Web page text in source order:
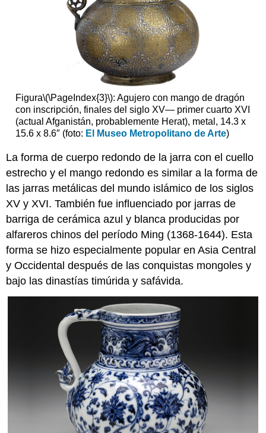
Figura\(\PageIndex{3}\): Agujero con mango de dragón
con inscripción, finales del siglo XV— primer cuarto XVI
(actual Afganistán, probablemente Herat), metal, 14.3 x
15.6 x 8.6″ (foto: El Museo Metropolitano de Arte)
La forma de cuerpo redondo de la jarra con el cuello
estrecho y el mango redondo es similar a la forma de
las jarras metálicas del mundo islámico de los siglos
XV y XVI. También fue influenciado por jarras de
barriga de cerámica azul y blanca producidas por
alfareros chinos del período Ming (1368-1644). Esta
forma se hizo especialmente popular en Asia Central
y Occidental después de las conquistas mongoles y
bajo las dinastías timúrida y safávida.